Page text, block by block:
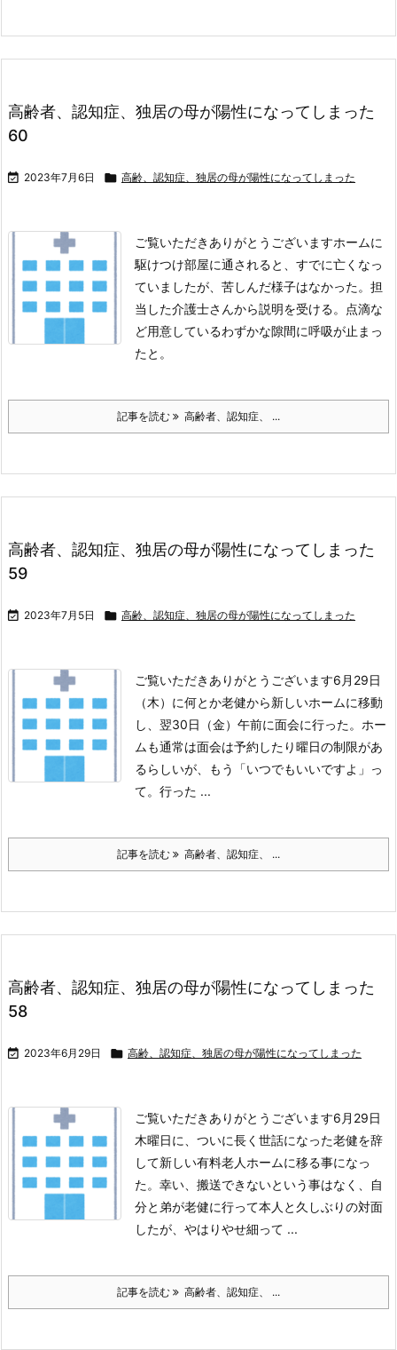
高齢者、認知症、独居の母が陽性になってしまった
60
 2023年7月6日  高齢、認知症、独居の母が陽性になってしまった
ご覧いただきありがとうございますホームに
駆けつけ部屋に通されると、すでに亡くなっ
ていましたが、苦しんだ様子はなかった。 担
当した介護士さんから説明を受ける。
点滴な
ど用意しているわずかな隙間に呼吸が止まっ
たと。
記事を読む 高齢者、認知症、 ...
高齢者、認知症、独居の母が陽性になってしまった
59
 2023年7月5日  高齢、認知症、独居の母が陽性になってしまった
ご覧いただきありがとうございます6月29日
（木）に何とか老健から新しいホームに移動
し、翌30日（金）午前に面会に行った。 ホー
ムも通常は面会は予約したり曜日の制限があ
るらしいが、もう「いつでもいいですよ」っ
て。 行った ...
記事を読む 高齢者、認知症、 ...
高齢者、認知症、独居の母が陽性になってしまった
58
 2023年6月29日  高齢、認知症、独居の母が陽性になってしまった
ご覧いただきありがとうございます6月29日
木曜日に、ついに長く世話になった老健を辞
して新しい有料老人ホームに移る事になっ
た。 幸い、搬送できないという事はなく、自
分と弟が老健に行って本人と久しぶりの対面
したが、やはりやせ細って ...
記事を読む 高齢者、認知症、 ...